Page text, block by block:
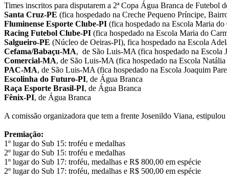
Times inscritos para disputarem a 2ª Copa Água Branca de Futebol
Santa Cruz-PE (fica hospedado na Creche Pequeno Príncipe,
Fluminense Esporte Clube-PI (fica hospedado na Escola Maria
Racing Futebol Clube-PI (fica hospedado na Escola Maria do
Salgueiro-PE (Núcleo de Oeiras-PI), fica hospedado na Escola
Cefama/Babaçu-MA, de São Luis-MA (fica hospedado na Escola
Comercial-MA, de São Luis-MA (fica hospedado na Escola
PAC-MA, de São Luis-MA (fica hospedado na Escola Joaquim
Escolinha do Futuro-PI, de Água Branca
Raça Esporte Brasil-PI, de Água Branca
Fênix-PI, de Água Branca
A comissão organizadora que tem a frente Josenildo Viana,
Premiação:
1º lugar do Sub 15: troféu e medalhas
2º lugar do Sub 15: troféu e medalhas
1º lugar do Sub 17: troféu, medalhas e R$ 800,00 em espécie
2º lugar do Sub 17: troféu, medalhas e R$ 500,00 em espécie